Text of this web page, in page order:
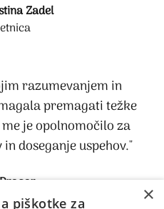
Zadel
razumevanjem in
premagati težke
je opolnomočilo za
doseganje uspehov."
za vzgojiteljice
×
piškotke za